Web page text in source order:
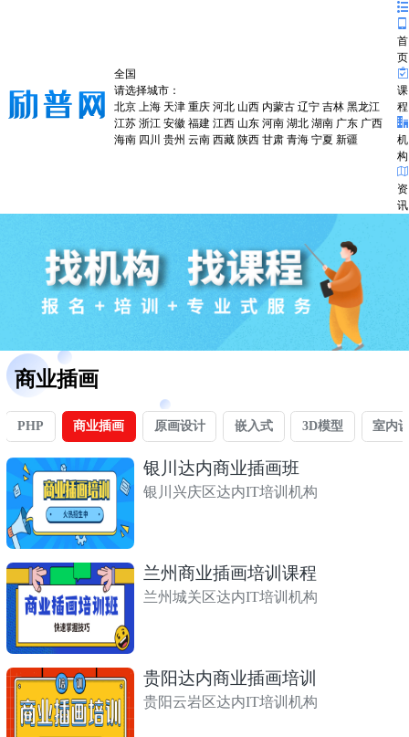
全国
请选择城市：
北京 上海 天津 重庆 河北 山西 内蒙古 辽宁 吉林 黑龙江
江苏 浙江 安徽 福建 江西 山东 河南 湖北 湖南 广东 广西
海南 四川 贵州 云南 西藏 陕西 甘肃 青海 宁夏 新疆
首
页
课
程
机
构
资
讯
商业插画
PHP 商业插画 原画设计 嵌入式 3D模型 室内
银川达内商业插画班
银川兴庆区达内IT培训机构
兰州商业插画培训课程
兰州城关区达内IT培训机构
贵阳达内商业插画培训
贵阳云岩区达内IT培训机构